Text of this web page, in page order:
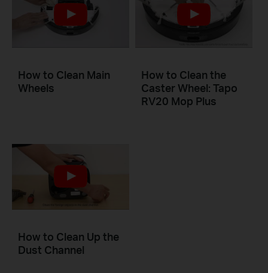
How to Clean Main
Wheels
How to Clean the
Caster Wheel: Tapo
RV20 Mop Plus
How to Clean Up the
Dust Channel